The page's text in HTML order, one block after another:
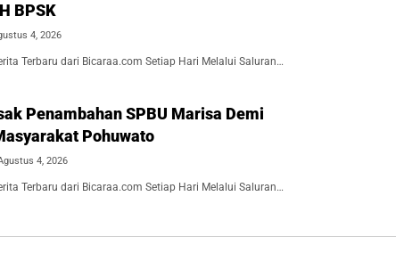
BPSK
4, 2026
Terbaru dari Bicaraa.com Setiap Hari Melalui Saluran…
Penambahan SPBU Marisa Demi
Pohuwato
4, 2026
Terbaru dari Bicaraa.com Setiap Hari Melalui Saluran…